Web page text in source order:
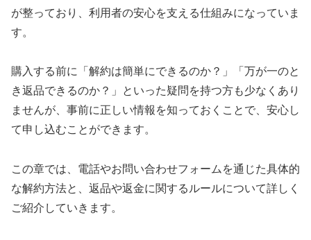
が整っており、利用者の安心を支える仕組みになっていま
す。
購入する前に「解約は簡単にできるのか？」「万が一のと
き返品できるのか？」といった疑問を持つ方も少なくあり
ませんが、事前に正しい情報を知っておくことで、安心し
て申し込むことができます。
この章では、電話やお問い合わせフォームを通じた具体的
な解約方法と、返品や返金に関するルールについて詳しく
ご紹介していきます。